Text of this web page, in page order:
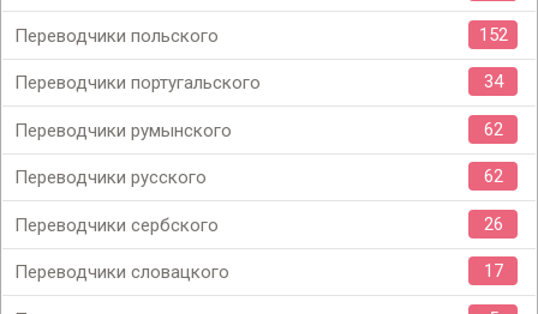
Переводчики польского 152
Переводчики португальского 34
Переводчики румынского 62
Переводчики русского 62
Переводчики сербского 26
Переводчики словацкого 17